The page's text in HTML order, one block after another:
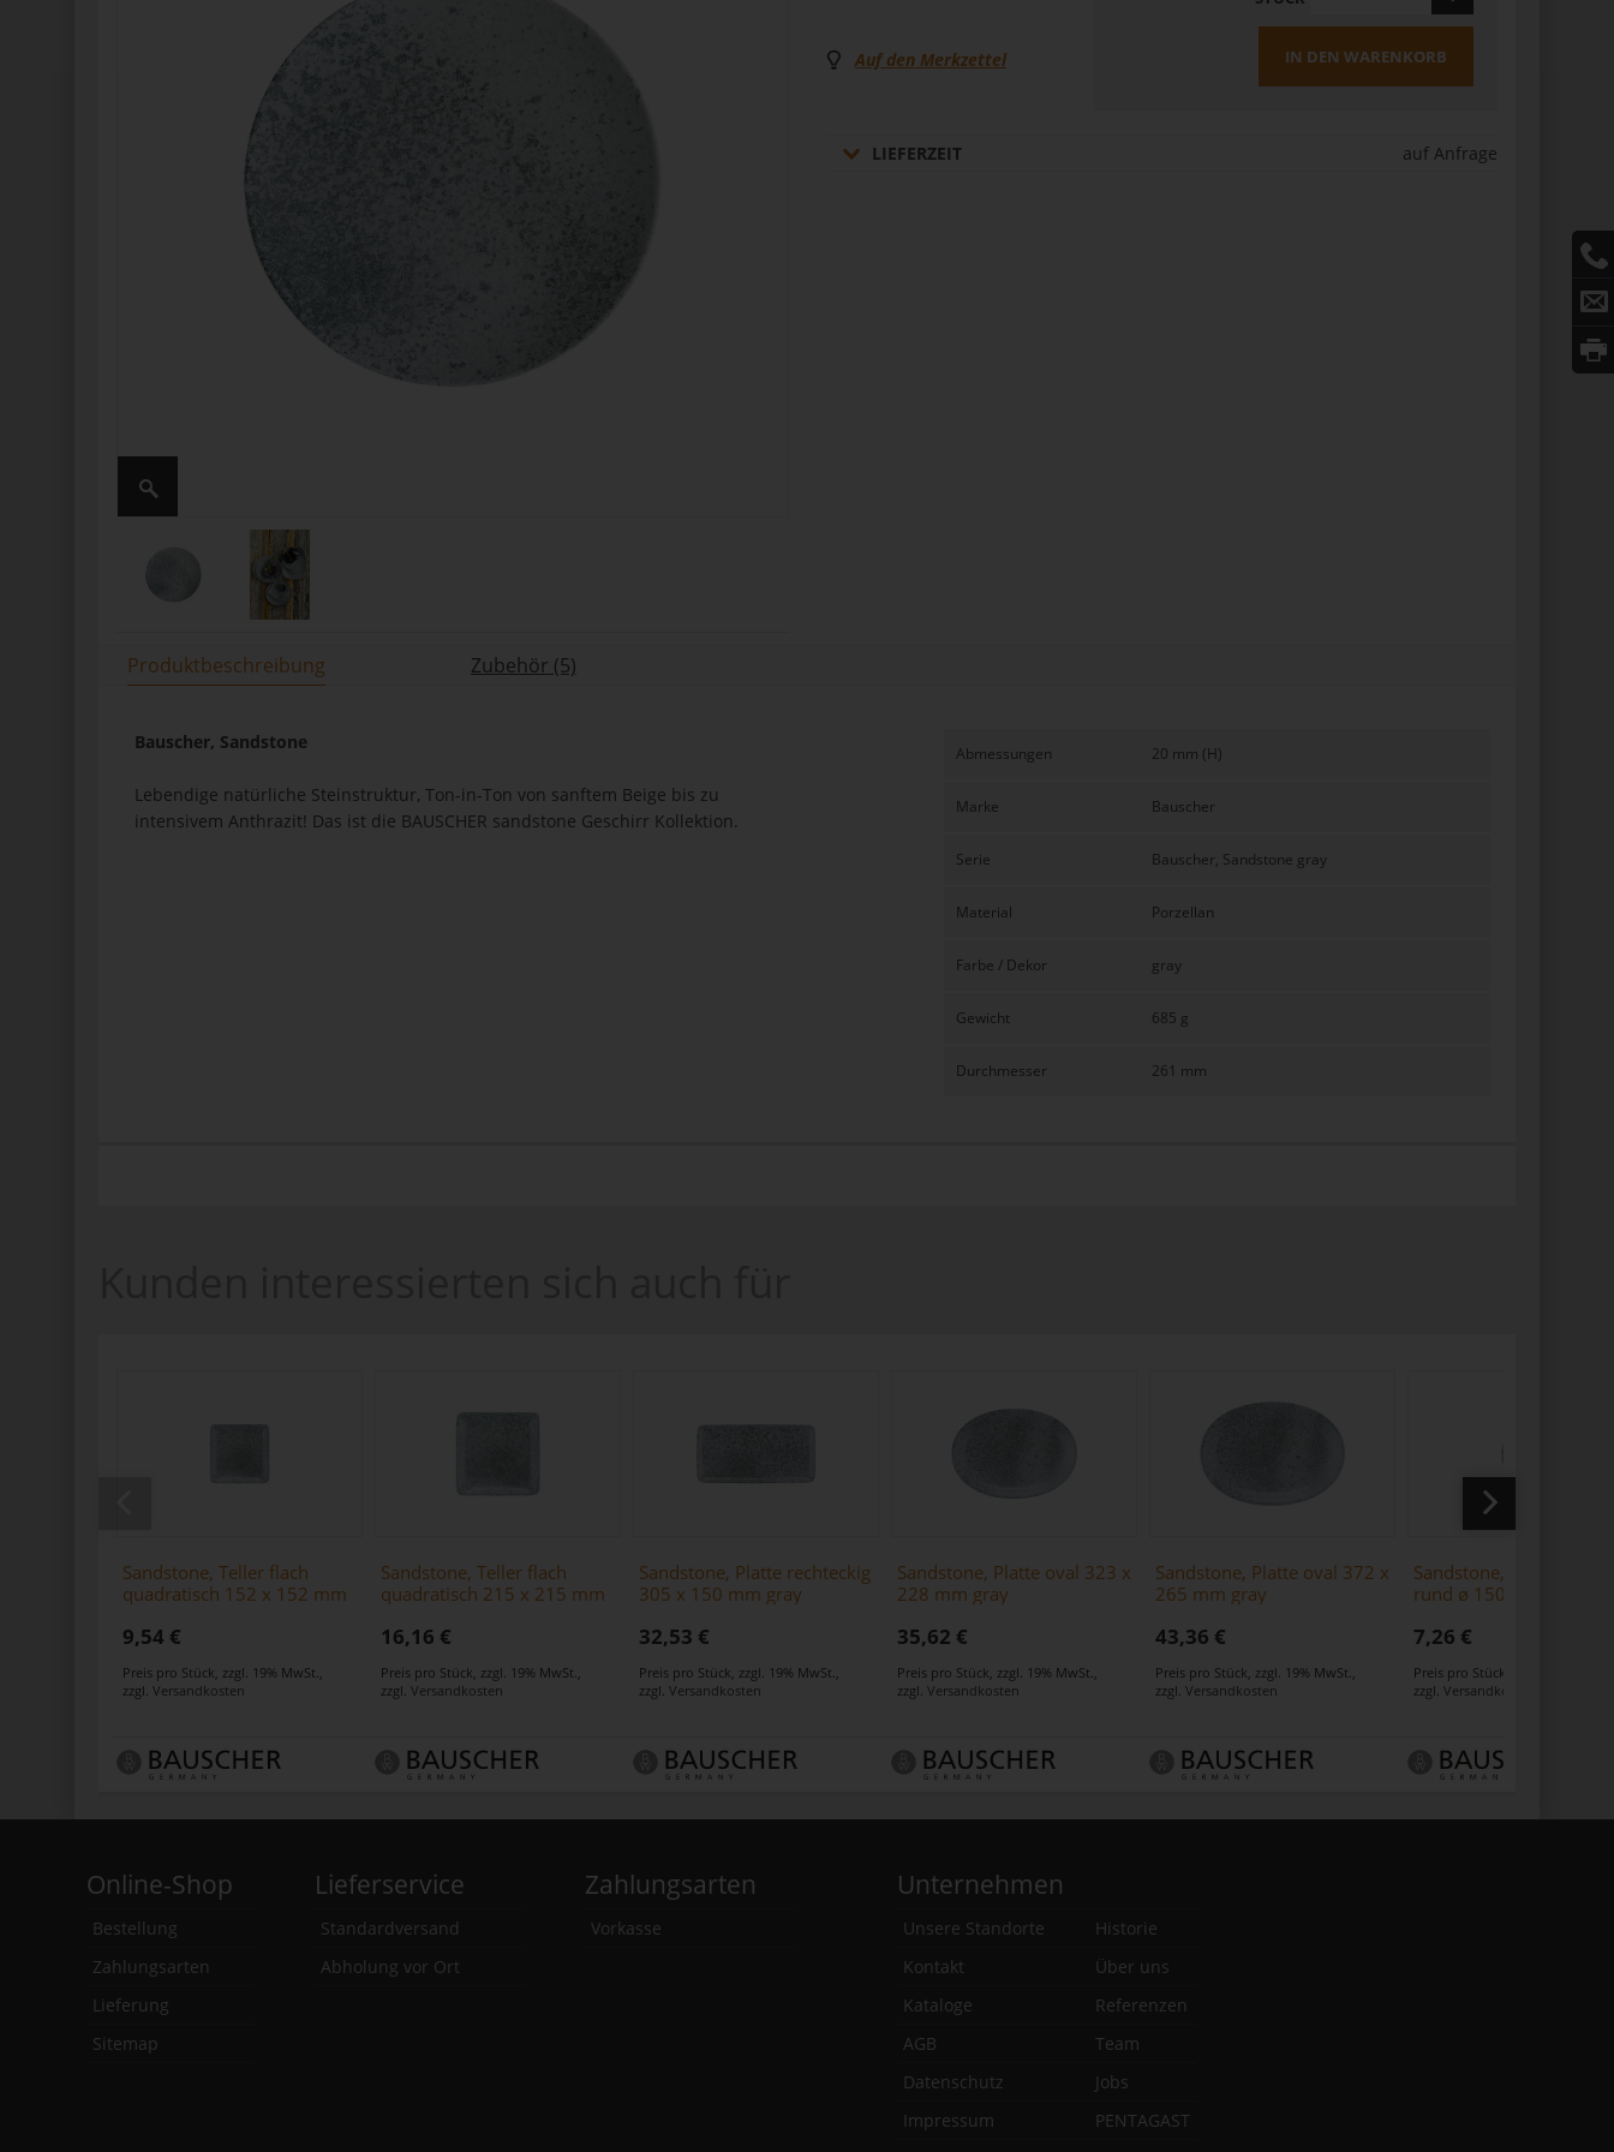
Auf den Merkzettel IN DEN WARENKORB
LIEFERZEIT auf Anfrage
Produktbeschreibung Zubehör (5)
Bauscher, Sandstone
Lebendige natürliche Steinstruktur, Ton-in-Ton von sanftem Beige bis zu
intensivem Anthrazit! Das ist die BAUSCHER sandstone Geschirr Kollektion.
Abmessungen 20 mm (H)
Marke Bauscher
Serie Bauscher, Sandstone gray
Material Porzellan
Farbe / Dekor gray
Gewicht 685 g
Durchmesser 261 mm
Sandstone, Teller flach
quadratisch 152 x 152 mm
9,54 €
Preis pro Stück, zzgl. 19% MwSt.,
zzgl. Versandkosten
Sandstone, Teller flach
quadratisch 215 x 215 mm
16,16 €
Preis pro Stück, zzgl. 19% MwSt.,
zzgl. Versandkosten
Sandstone, Platte rechteckig
305 x 150 mm gray
32,53 €
Preis pro Stück, zzgl. 19% MwSt.,
zzgl. Versandkosten
Sandstone, Platte oval 323 x
228 mm gray
35,62 €
Preis pro Stück, zzgl. 19% MwSt.,
zzgl. Versandkosten
Sandstone, Platte oval 372 x
265 mm gray
43,36 €
Preis pro Stück, zzgl. 19% MwSt.,
zzgl. Versandkosten
Sandstone, Coupteller
rund ø 150 mm gray
7,26 €
Preis pro Stück
zzgl. Versandkosten
Online-Shop
Bestellung
Zahlungsarten
Lieferung
Sitemap
Lieferservice
Standardversand
Abholung vor Ort
Zahlungsarten
Vorkasse
Unternehmen
Unsere Standorte
Historie
Kontakt
Über uns
Kataloge
Referenzen
AGB
Team
Datenschutz
Jobs
Impressum
PENTAGAST